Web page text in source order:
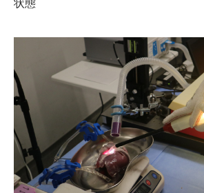
状態